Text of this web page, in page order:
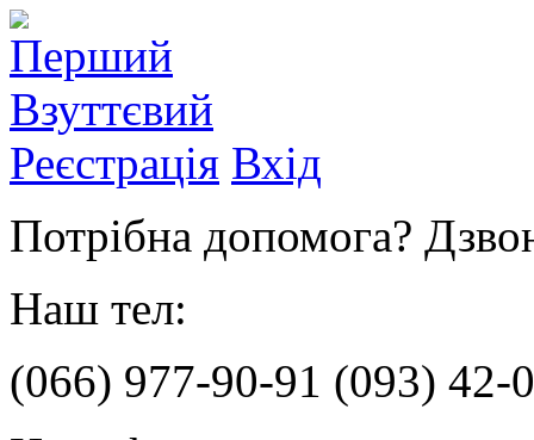
Реєстрація Вхід
Потрібна допомога?
Наш тел:
(066) 977-90-91 (093) 42-